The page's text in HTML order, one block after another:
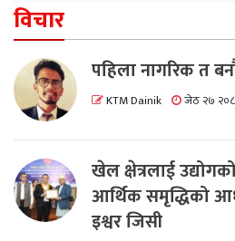
विचार
पहिला नागरिक त
KTM Dainik जेठ २७
खेल क्षेत्रलाई
आर्थिक समृद्धिको
इश्वर जिसी